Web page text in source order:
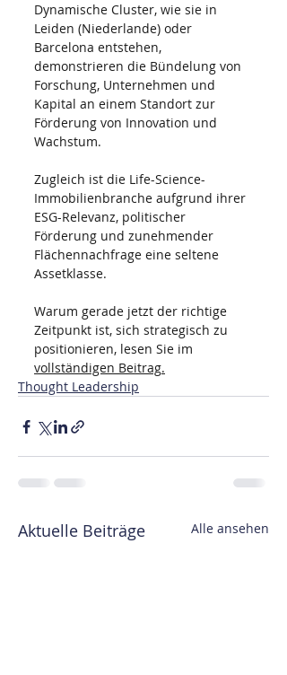
Dynamische Cluster, wie sie in
Leiden (Niederlande) oder
Barcelona entstehen,
demonstrieren die Bündelung von
Forschung, Unternehmen und
Kapital an einem Standort zur
Förderung von Innovation und
Wachstum.
Zugleich ist die Life-Science-
Immobilienbranche aufgrund ihrer
ESG-Relevanz, politischer
Förderung und zunehmender
Flächennachfrage eine seltene
Assetklasse.
Warum gerade jetzt der richtige
Zeitpunkt ist, sich strategisch zu
positionieren, lesen Sie im
vollständigen Beitrag.
Thought Leadership
Aktuelle Beiträge Alle ansehen